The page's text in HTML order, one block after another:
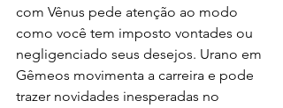
com Vênus pede atenção ao modo
como você tem imposto vontades ou
negligenciado seus desejos. Urano em
Gêmeos movimenta a carreira e pode
trazer novidades inesperadas no